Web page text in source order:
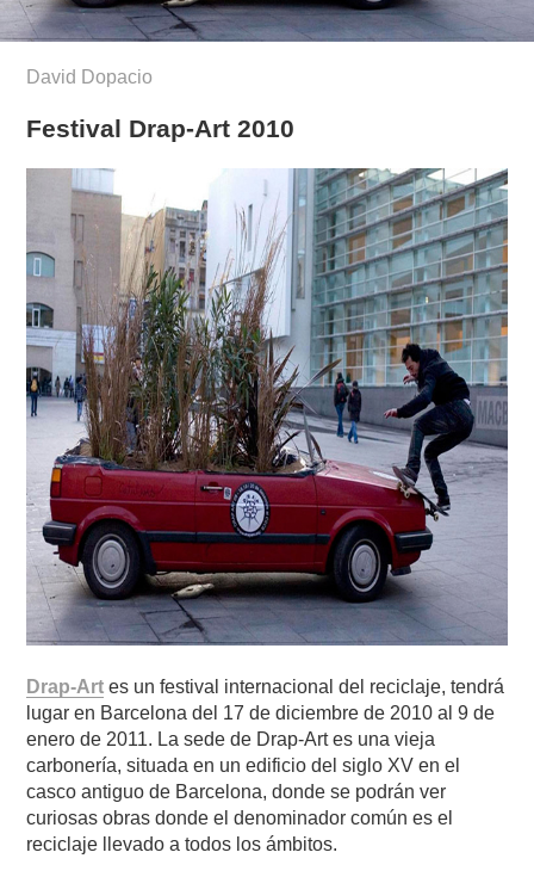
David Dopacio
Festival Drap-Art 2010
Drap-Art es un festival internacional del reciclaje, tendrá
lugar en Barcelona del 17 de diciembre de 2010 al 9 de
enero de 2011. La sede de Drap-Art es una vieja
carbonería, situada en un edificio del siglo XV en el
casco antiguo de Barcelona, donde se podrán ver
curiosas obras donde el denominador común es el
reciclaje llevado a todos los ámbitos.